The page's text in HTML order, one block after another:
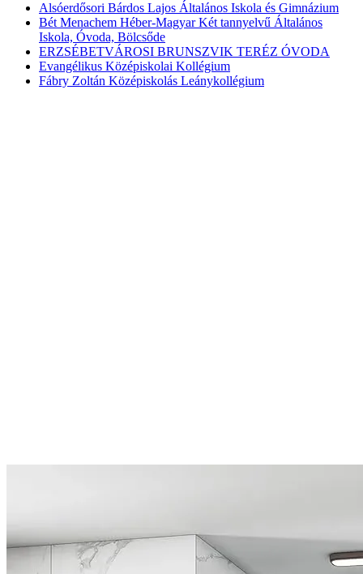
Alsóerdősori Bárdos Lajos Általános Iskola és Gimnázium
Bét Menachem Héber-Magyar Két tannyelvű Általános
Iskola, Óvoda, Bölcsőde
ERZSÉBETVÁROSI BRUNSZVIK TERÉZ ÓVODA
Evangélikus Középiskolai Kollégium
Fábry Zoltán Középiskolás Leánykollégium